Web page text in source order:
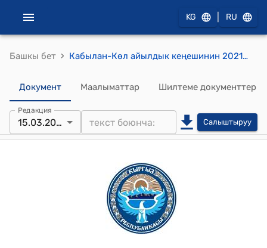
KG RU
Башкы бет › Кабылан-Көл айылдык кеңешинин 2021-жылдын 15-мартындагы № 17/2 "Дени сак улут-дени сак өлкө" деген темада COVID-19 илдети боюнча акция өткөрүү анын жыйынтыгы жөнүндө" токтому
Документ Маалыматтар Шилтеме документтер
Редакция
15.03.2021 Салыштыруу